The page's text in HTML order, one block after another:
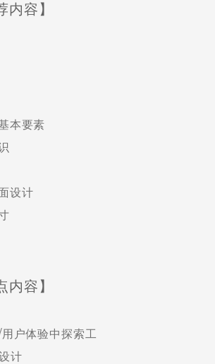
内容】
本要素
设计
内容】
户体验中探索工
计